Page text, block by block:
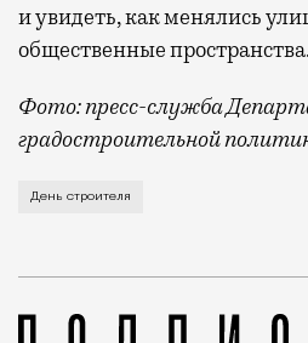
и увидеть, как менялись
общественные пространства.
Фото: пресс-служба
градостроительной
В этом году
День строителя